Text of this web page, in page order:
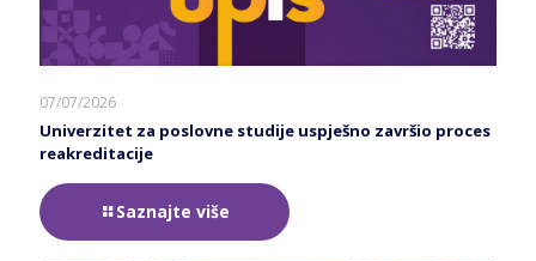
07/07/2026
Univerzitet za poslovne studije uspješno završio proces
reakreditacije
Saznajte više